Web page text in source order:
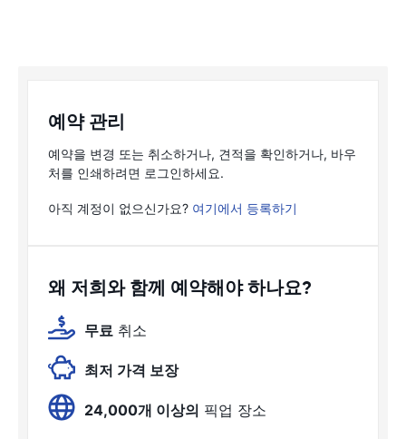
예약 관리
예약을 변경 또는 취소하거나, 견적을 확인하거나, 바우
처를 인쇄하려면 로그인하세요.
아직 계정이 없으신가요? 여기에서 등록하기
왜 저희와 함께 예약해야 하나요?
무료 취소
최저 가격 보장
24,000개 이상의 픽업 장소